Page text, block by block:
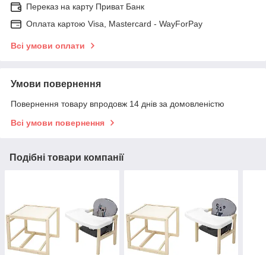
Переказ на карту Приват Банк
Оплата картою Visa, Mastercard - WayForPay
Всі умови оплати
Умови повернення
Повернення товару впродовж 14 днів за домовленістю
Всі умови повернення
Подібні товари компанії